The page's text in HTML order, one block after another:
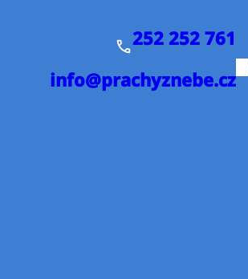
252 252 761
info@prachyznebe.cz